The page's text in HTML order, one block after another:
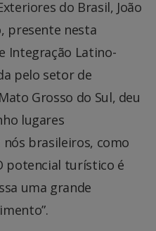
do Brasil, João
presente nesta
Integração Latino-
pelo setor de
Grosso do Sul, deu
lugares
brasileiros, como
potencial turístico é
uma grande